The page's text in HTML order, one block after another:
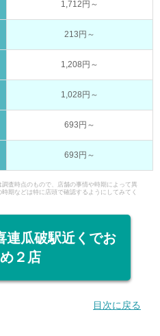
1,712円～
213円～
1,208円～
1,028円～
693円～
693円～
査時点のもので、店舗の事情や時期によって異
期などは特に店頭で確認するようにしてみてく
連瓜破駅近くでお
２店
目次に戻る